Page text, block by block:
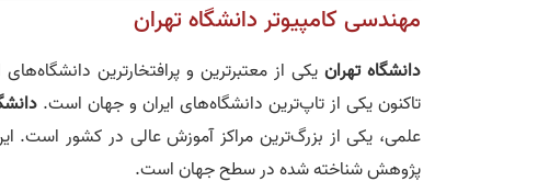
مهندسی کامپیوتر دانشگاه تهران
دانشگاه تهران
تاکنون یکی از تاپ‌ترین دانشگاه‌های ایران و جهان است.
علمی، یکی از بزرگ‌ترین مراکز آموزش عالی در کشور است.
پژوهش شناخته شده در سطح جهان است.